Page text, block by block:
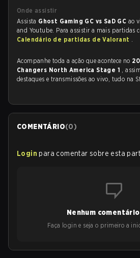
Onde assistir
Assista Ghost Gaming GC vs SaD GC ao
and Youtube. Para assistir a mais partidas
Calendário de partidas de Valorant .
Acompanhe toda a ação que acontece no
Changers North America Stage 1 ,
destaques e transmissões ao vivo, tudo na
COMENTÁRIO(0)
Login para comentar sobre esta
Nenhum
Faça login e seja o primeiro a